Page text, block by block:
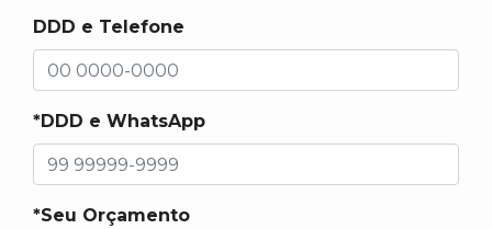
DDD e Telefone
*DDD e WhatsApp
*Seu Orçamento